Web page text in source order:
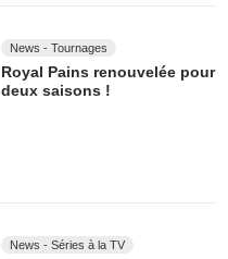
News - Tournages
Royal Pains renouvelée pour
deux saisons !
News - Séries à la TV